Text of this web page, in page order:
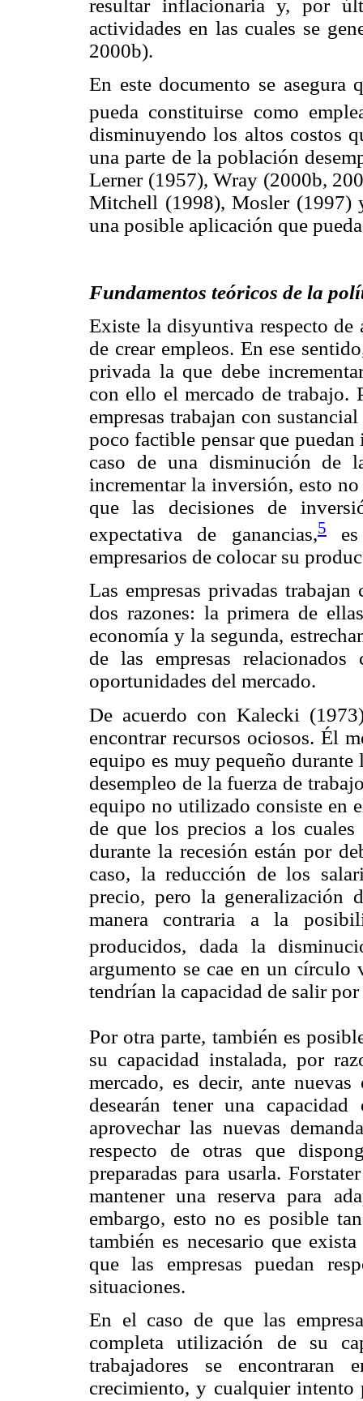
resultar inflacionaria y, por
actividades en las cuales se
2000b).
En este documento se asegura
pueda constituirse como
disminuyendo los altos costos
una parte de la población
Lerner (1957), Wray (2000b,
Mitchell (1998), Mosler (1997)
una posible aplicación que
Fundamentos teóricos de la
Existe la disyuntiva respecto de
de crear empleos. En ese
privada la que debe
con ello el mercado de trabajo.
empresas trabajan con
poco factible pensar que
caso de una disminución de
incrementar la inversión, esto
que las decisiones de
expectativa de ganancias,5es
empresarios de colocar su
Las empresas privadas trabajan
dos razones: la primera de
economía y la segunda,
de las empresas
oportunidades del mercado.
De acuerdo con Kalecki
encontrar recursos ociosos. Él
equipo es muy pequeño
desempleo de la fuerza de
equipo no utilizado consiste en
de que los precios a los
durante la recesión están por
caso, la reducción de los
precio, pero la generalización
manera contraria a la
producidos, dada la
argumento se cae en un círculo
tendrían la capacidad de salir
Por otra parte, también es
su capacidad instalada, por
mercado, es decir, ante nuevas
desearán tener una
aprovechar las nuevas
respecto de otras que
preparadas para usarla.
mantener una reserva para
embargo, esto no es posible
también es necesario que
que las empresas puedan
situaciones.
En el caso de que las
completa utilización de su
trabajadores se encontraran
crecimiento, y cualquier intento